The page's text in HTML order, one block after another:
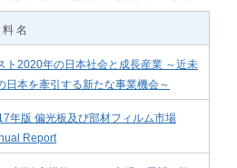
料 名
ト2020年の日本社会と成長産業 ～近未
日本を牽引する新たな事業機会～
年版 偏光板及び部材フィルム市場
Report